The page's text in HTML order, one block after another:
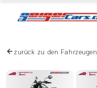
zurück zu den Fahrzeugen